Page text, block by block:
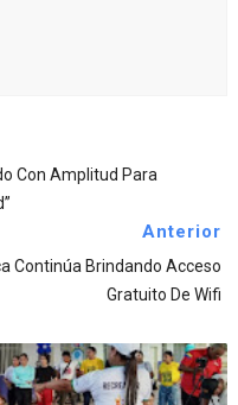
Con Amplitud Para
Anterior
Continúa Brindando Acceso
Gratuito De Wifi